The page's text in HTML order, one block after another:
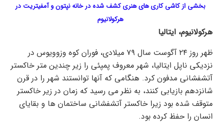
بخشی از کاشی کاری های هنری کشف شده در خانه نپتون و آمفیتریت در
هرکولانیوم
هرکولانیوم، ایتالیا
ظهر روز ۲۴ آگوست سال ۷۹ میلادی، فوران کوه وزوویوس در
نزدیکی ناپل ایتالیا، شهر معروف پمپئی را زیر چندین متر خاکستر
آتشفشانی مدفون کرد. هنگامی که آنها توانستند شهر را در قرن
شانزدهم بازیابی کنند، به نظر می رسید که زمان در زیر خاکستر
متوقف شده بود زیرا خاکستر آتشفشانی ساختمان ها و بقایای
انسان را حفظ کرده بود.